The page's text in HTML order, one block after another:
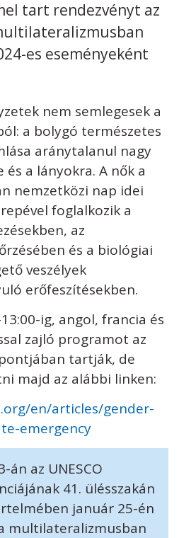
RSS
tart rendezvényt az
es eseményeként
nem semlegesek a
a bolygó természetes
aránytalanul nagy
és a lányokra. A nők a
nemzetközi nap idei
foglalkozik a
az
és a biológiai
veszélyek
erőfeszítésekben.
ig, angol, francia és
zajló programot az
tartják, de
majd az alábbi linken:
en/articles/gender-
emergency
án az UNESCO
41. ülésszakán
január 25-én
multilateralizmusban